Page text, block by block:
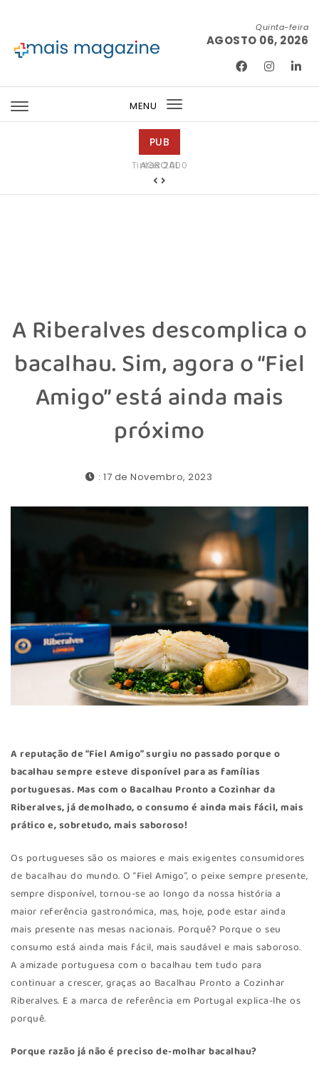
Quinta-feira
AGOSTO 06, 2026
MENU
Toggle
PUB
Tintas 2000
A Riberalves descomplica o
bacalhau. Sim, agora o “Fiel
Amigo” está ainda mais
próximo
: 17 de Novembro, 2023
A reputação de “Fiel Amigo” surgiu no passado porque o
bacalhau sempre esteve disponível para as famílias
portuguesas. Mas com o Bacalhau Pronto a Cozinhar da
Riberalves, já demolhado, o consumo é ainda mais fácil, mais
prático e, sobretudo, mais saboroso!
Os portugueses são os maiores e mais exigentes consumidores
de bacalhau do mundo. O “Fiel Amigo”, o peixe sempre presente,
sempre disponível, tornou-se ao longo da nossa história a
maior referência gastronómica, mas, hoje, pode estar ainda
mais presente nas mesas nacionais. Porquê? Porque o seu
consumo está ainda mais fácil, mais saudável e mais saboroso.
A amizade portuguesa com o bacalhau tem tudo para
continuar a crescer, graças ao Bacalhau Pronto a Cozinhar
Riberalves. E a marca de referência em Portugal explica-lhe os
porquê.
Porque razão já não é preciso de-molhar bacalhau?